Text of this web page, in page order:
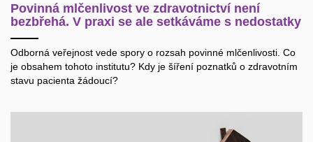
Povinná mlčenlivost ve zdravotnictví není
bezbřehá. V praxi se ale setkáváme s nedostatky
Odborná veřejnost vede spory o rozsah povinné mlčenlivosti. Co
je obsahem tohoto institutu? Kdy je šíření poznatků o zdravotním
stavu pacienta žádoucí?